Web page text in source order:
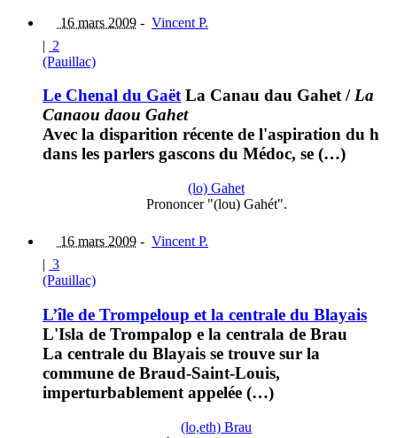
16 mars 2009 - Vincent P.
| 2
(Pauillac)
Le Chenal du GaëtLa Canau dau Gahet/La
Canaou daou Gahet
Avec la disparition récente de l'aspiration du h
dans les parlers gascons du Médoc, se (…)
(lo) Gahet
Prononcer "(lou) Gahét".
16 mars 2009 - Vincent P.
| 3
(Pauillac)
L’île de Trompeloup et la centrale du Blayais
L'Isla de Trompalop e la centrala de Brau
La centrale du Blayais se trouve sur la
commune de Braud-Saint-Louis,
imperturbablement appelée (…)
(lo,eth) Brau